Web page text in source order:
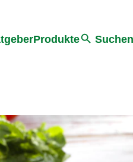
Produkte Suchen